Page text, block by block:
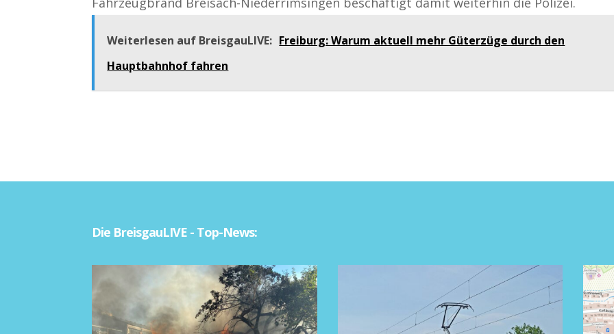
Weiterlesen auf BreisgauLIVE: Freiburg: Warum aktuell mehr Güterzüge durch den
Hauptbahnhof fahren
Die BreisgauLIVE - Top-News: